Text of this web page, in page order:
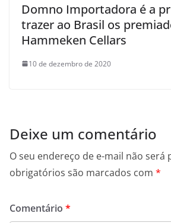
Domno Importadora é a
trazer ao Brasil os
Hammeken Cellars
10 de dezembro de 2020
Deixe um comentário
O seu endereço de e-mail não será
obrigatórios são marcados com *
Comentário *